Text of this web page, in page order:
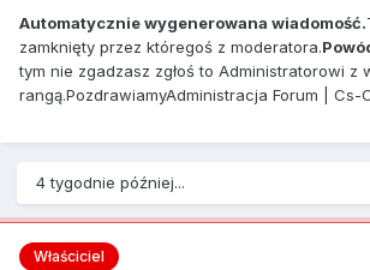
Automatycznie wygenerowana wiadomość.
zamknięty przez któregoś z moderatora.
tym nie zgadzasz zgłoś to Administratorowi z
rangą.PozdrawiamyAdministracja Forum | Cs-
4 tygodnie później...
Właściciel